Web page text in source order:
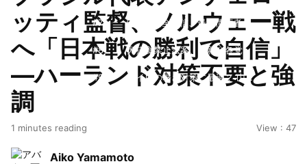
界良好
のガス供給停止 「2次災害防止」を理
由に
#7 破産した全東信、最大債権者は
近畿産業信組の219億円 地銀やノンバ
ンクにも影響拡大
#8 犬猫食禁止法案、維新が各党と
調整 中華料理店の提供に懸念
#9 トイレの暑さ対策に最適？ 山善
63者の負債総額は1151億円
ッティ監督、ノルウェー戦
へ「日本戦の勝利で自信」
—ハーランド対策不要と強
調
1 minutes reading View : 47
Aiko Yamamoto